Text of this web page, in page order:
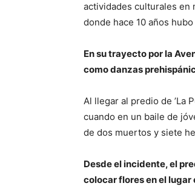
actividades culturales en
donde hace 10 años
En su trayecto por la
como danzas
Al llegar al predio de ’La
cuando en un baile de
de dos muertos y siete
Desde el incidente, el
colocar flores en el